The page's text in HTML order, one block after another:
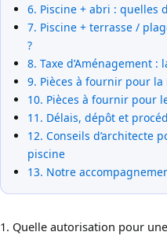
6. Piscine + abri : quelles
7. Piscine + terrasse /
?
8. Taxe d’Aménagement
9. Pièces à fournir pour
10. Pièces à fournir pour
11. Délais, dépôt et
12. Conseils d’architecte
piscine
13. Notre
1. Quelle autorisation pour